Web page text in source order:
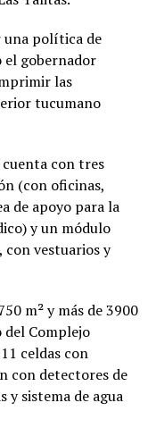
una política de
el gobernador
las
tucumano
con tres
(con oficinas,
de apoyo para la
y un módulo
vestuarios y
m² y más de 3900
del Complejo
celdas con
con detectores de
y sistema de agua